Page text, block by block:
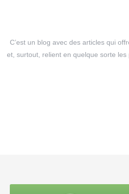
C’est un blog avec des articles qui
et, surtout, relient en quelque sorte